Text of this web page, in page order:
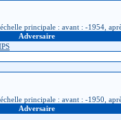
principale : avant : -1954,
Adversaire
principale : avant : -1950,
Adversaire